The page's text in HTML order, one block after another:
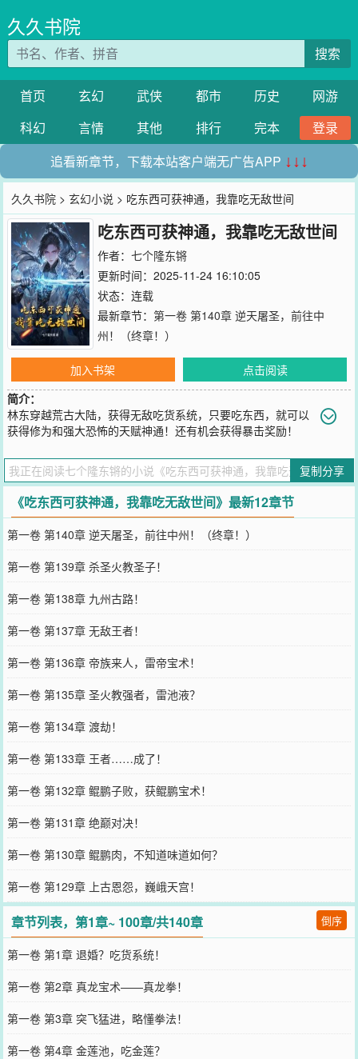
久久书院
搜索
首页 玄幻 武侠 都市 历史
网游
科幻
言情 其他 排行 完本
登录
追看新章节，下载本站客户端无广告APP ↓↓↓
久久书院 >玄幻小说 > 吃东西可获神通，我靠吃无敌世间
吃东西可获神通，我靠吃无敌世间
作者： 七个隆东锵
更新时间：2025-11-24 16:10:05
状态：连载
最新章节： 第一卷 第140章 逆天屠圣，前往中
州！（终章！）
加入书架
点击阅读
简介：
林东穿越荒古大陆，获得无敌吃货系统，只要吃东西，就可以
获得修为和强大恐怖的天赋神通！还有机会获得暴击奖励！
宿主吞食金莲叶，获得万倍暴击奖励，仙品天赋：十倍修炼速度+自动
吸收天地精华修炼！叮！宿主喝了悟道茶，获得顿悟天赋：只要修炼
就可随时进入顿悟状态！叮！宿主吞食雷劫，获得九天灭世雷霆！
叮！宿主吞食岁月长河，获得…叮！宿主吞食大道………长老：林
东，秘境里有一妖王，万不可招惹…什么，你把它吃了？院长：林
东，天骄论道有一尊古代怪胎，万不可得罪…你将他生撕了？还烧烤
加孜然？老祖：东啊！这里是十凶之一的鲲鲲一族，你别再闹出…
啊？你中意吃烤鸡翅？林东有啥吃啥，就这么在吞天吃地的路上，一
去不复返，转眼就成为无数圣人、大帝、仙人等强者，闻风丧胆的吃
货！每当看见林东用兴奋的目光看来，众人都忍不住哆嗦：“你……不
要过来啊！”……多年后，亿万异域强者入侵荒古大陆。山河崩塌，生
灵涂炭，天地间流血漂橹，万灵皆绝望之时……人们只见天边的尽头
轰隆作响，无数无敌天赋神通狂放而来！秒天秒地秒空气。【杀伐果
断+爽文+挂多到离谱！
您要是觉得《 吃东西可获神通，我靠吃无敌世间
忘记向您QQ群和微博微信里的朋友推荐哦！
复制分享
《吃东西可获神通，我靠吃无敌世间》最新12章节
第一卷 第140章 逆天屠圣，前往中州！（终章！）
第一卷 第139章 杀圣火教圣子！
第一卷 第138章 九州古路！
第一卷 第137章 无敌王者！
第一卷 第136章 帝族来人，雷帝宝术！
第一卷 第135章 圣火教强者，雷池液？
第一卷 第134章 渡劫！
第一卷 第133章 王者……成了！
第一卷 第132章 鲲鹏子败，获鲲鹏宝术！
第一卷 第131章 绝巅对决！
第一卷 第130章 鲲鹏肉，不知道味道如何？
第一卷 第129章 上古恩怨，巍峨天宫！
章节列表，第1章~ 100章/共140章 倒序
第一卷 第1章 退婚？吃货系统！
第一卷 第2章 真龙宝术——真龙拳！
第一卷 第3章 突飞猛进，略懂拳法！
第一卷 第4章 金莲池，吃金莲？